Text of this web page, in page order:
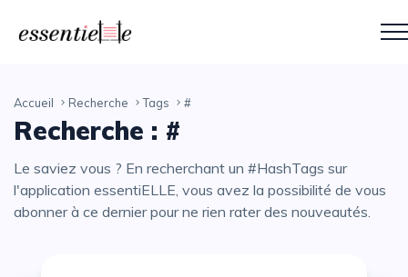
Accueil Recherche Tags #
Recherche : #
Le saviez vous ? En recherchant un #HashTags sur
l'application essentiELLE, vous avez la possibilité de vous
abonner à ce dernier pour ne rien rater des nouveautés.